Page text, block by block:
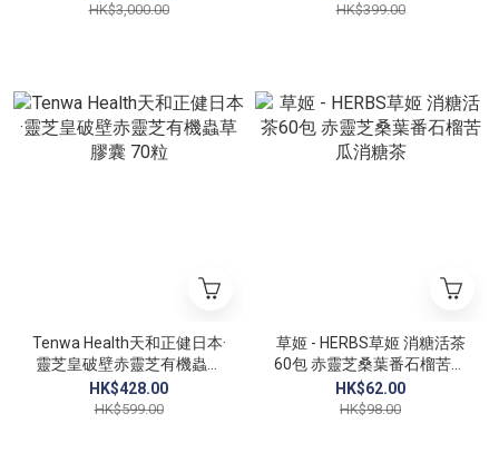
HK$3,000.00 HK$399.00
Tenwa Health天和正健日本·
靈芝皇破壁赤靈芝有機蟲草
膠囊 70粒
HK$428.00
HK$599.00
草姬 - HERBS草姬 消糖活茶
60包 赤靈芝桑葉番石榴苦瓜
消糖茶
HK$62.00
HK$98.00